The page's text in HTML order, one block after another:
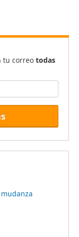
tu correo todas